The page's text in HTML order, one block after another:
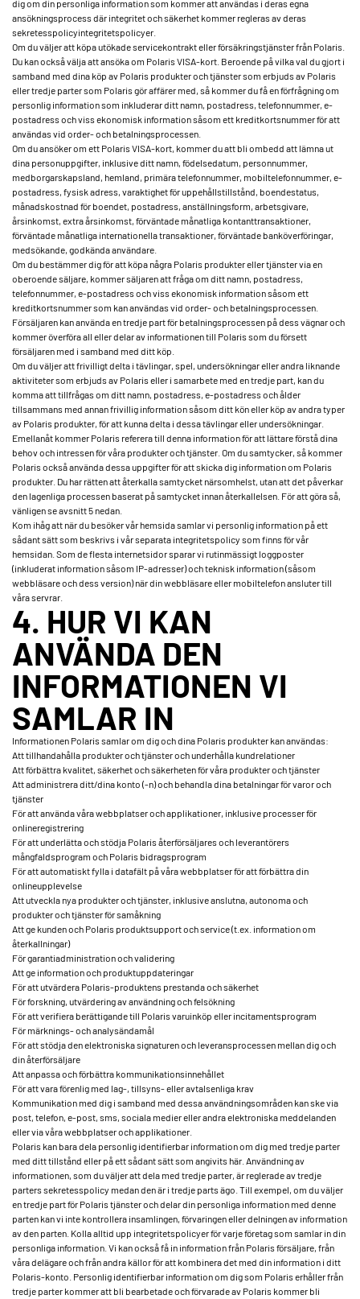
dig om din personliga information som kommer att användas i deras egna
ansökningsprocess där integritet och säkerhet kommer regleras av deras
sekretesspolicyintegritetspolicyer.
Om du väljer att köpa utökade servicekontrakt eller försäkringstjänster från Polaris.
Du kan också välja att ansöka om Polaris VISA-kort. Beroende på vilka val du gjort i
samband med dina köp av Polaris produkter och tjänster som erbjuds av Polaris
eller tredje parter som Polaris gör affärer med, så kommer du få en förfrågning om
personlig information som inkluderar ditt namn, postadress, telefonnummer, e-
postadress och viss ekonomisk information såsom ett kreditkortsnummer för att
användas vid order- och betalningsprocessen.
Om du ansöker om ett Polaris VISA-kort, kommer du att bli ombedd att lämna ut
dina personuppgifter, inklusive ditt namn, födelsedatum, personnummer,
medborgarskapsland, hemland, primära telefonnummer, mobiltelefonnummer, e-
postadress, fysisk adress, varaktighet för uppehållstillstånd, boendestatus,
månadskostnad för boendet, postadress, anställningsform, arbetsgivare,
årsinkomst, extra årsinkomst, förväntade månatliga kontanttransaktioner,
förväntade månatliga internationella transaktioner, förväntade banköverföringar,
medsökande, godkända användare.
Om du bestämmer dig för att köpa några Polaris produkter eller tjänster via en
oberoende säljare, kommer säljaren att fråga om ditt namn, postadress,
telefonnummer, e-postadress och viss ekonomisk information såsom ett
kreditkortsnummer som kan användas vid order- och betalningsprocessen.
Försäljaren kan använda en tredje part för betalningsprocessen på dess vägnar och
kommer överföra all eller delar av informationen till Polaris som du försett
försäljaren med i samband med ditt köp.
Om du väljer att frivilligt delta i tävlingar, spel, undersökningar eller andra liknande
aktiviteter som erbjuds av Polaris eller i samarbete med en tredje part, kan du
komma att tillfrågas om ditt namn, postadress, e-postadress och ålder
tillsammans med annan frivillig information såsom ditt kön eller köp av andra typer
av Polaris produkter, för att kunna delta i dessa tävlingar eller undersökningar.
Emellanåt kommer Polaris referera till denna information för att lättare förstå dina
behov och intressen för våra produkter och tjänster. Om du samtycker, så kommer
Polaris också använda dessa uppgifter för att skicka dig information om Polaris
produkter. Du har rätten att återkalla samtycket närsomhelst, utan att det påverkar
den lagenliga processen baserat på samtycket innan återkallelsen. För att göra så,
vänligen se avsnitt 5 nedan.
Kom ihåg att när du besöker vår hemsida samlar vi personlig information på ett
sådant sätt som beskrivs i vår separata integritetspolicy som finns för vår
hemsidan. Som de flesta internetsidor sparar vi rutinmässigt loggposter
(inkluderat information såsom IP-adresser) och teknisk information (såsom
webbläsare och dess version) när din webbläsare eller mobiltelefon ansluter till
våra servrar.
4. HUR VI KAN
ANVÄNDA DEN
INFORMATIONEN VI
SAMLAR IN
Informationen Polaris samlar om dig och dina Polaris produkter kan användas:
Att tillhandahålla produkter och tjänster och underhålla kundrelationer
Att förbättra kvalitet, säkerhet och säkerheten för våra produkter och tjänster
Att administrera ditt/dina konto (-n) och behandla dina betalningar för varor och
tjänster
För att använda våra webbplatser och applikationer, inklusive processer för
onlineregistrering
För att underlätta och stödja Polaris återförsäljares och leverantörers
mångfaldsprogram och Polaris bidragsprogram
För att automatiskt fylla i datafält på våra webbplatser för att förbättra din
onlineupplevelse
Att utveckla nya produkter och tjänster, inklusive anslutna, autonoma och
produkter och tjänster för samåkning
Att ge kunden och Polaris produktsupport och service (t.ex. information om
återkallningar)
För garantiadministration och validering
Att ge information och produktuppdateringar
För att utvärdera Polaris-produktens prestanda och säkerhet
För forskning, utvärdering av användning och felsökning
För att verifiera berättigande till Polaris varuinköp eller incitamentsprogram
För märknings- och analysändamål
För att stödja den elektroniska signaturen och leveransprocessen mellan dig och
din återförsäljare
Att anpassa och förbättra kommunikationsinnehållet
För att vara förenlig med lag-, tillsyns- eller avtalsenliga krav
Kommunikation med dig i samband med dessa användningsområden kan ske via
post, telefon, e-post, sms, sociala medier eller andra elektroniska meddelanden
eller via våra webbplatser och applikationer.
Polaris kan bara dela personlig identifierbar information om dig med tredje parter
med ditt tillstånd eller på ett sådant sätt som angivits här. Användning av
informationen, som du väljer att dela med tredje parter, är reglerade av tredje
parters sekretesspolicy medan den är i tredje parts ägo. Till exempel, om du väljer
en tredje part för Polaris tjänster och delar din personliga information med denne
parten kan vi inte kontrollera insamlingen, förvaringen eller delningen av information
av den parten. Kolla alltid upp integritetspolicyer för varje företag som samlar in din
personliga information. Vi kan också få in information från Polaris försäljare, från
våra delägare och från andra källor för att kombinera det med din information i ditt
Polaris-konto. Personlig identifierbar information om dig som Polaris erhåller från
tredje parter kommer att bli bearbetade och förvarade av Polaris kommer bli